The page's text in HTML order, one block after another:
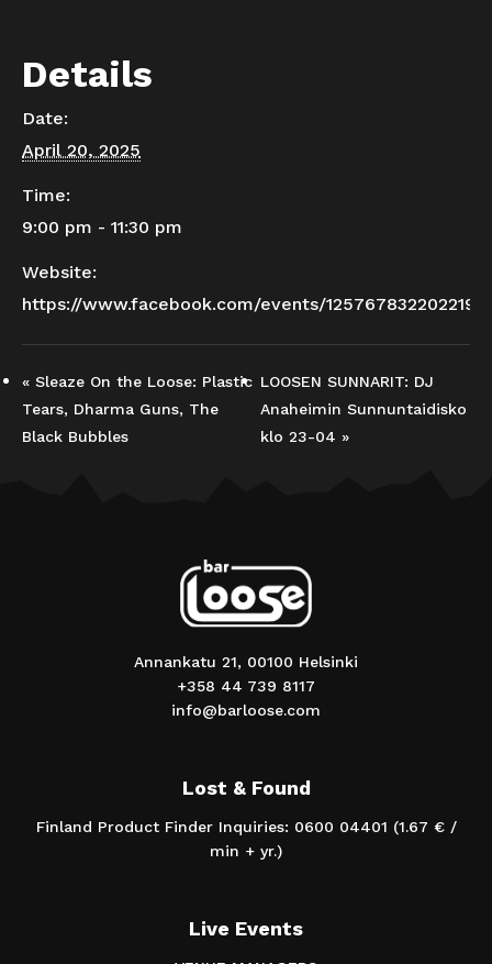
Details
Date:
April 20, 2025
Time:
9:00 pm - 11:30 pm
Website:
https://www.facebook.com/events/
« Sleaze On the Loose: Plastic
Tears, Dharma Guns, The
Black Bubbles
LOOSEN SUNNARIT: DJ
Anaheimin Sunnuntaidisko
klo 23-04 »
Annankatu 21, 00100 Helsinki
+358 44 739 8117
info@barloose.com
Lost & Found
Finland Product Finder Inquiries: 0600 04401 (1.67 € /
min + yr.)
Live Events